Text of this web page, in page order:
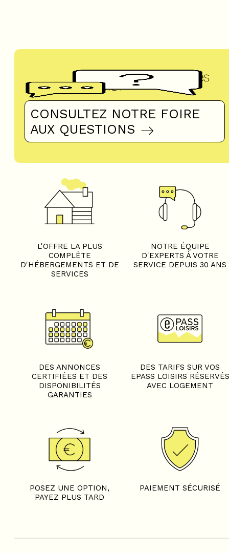
Questions fréquentes
UN DOUTE ?
CONSULTEZ NOTRE FOIRE
AUX QUESTIONS
L'OFFRE LA PLUS
COMPLÈTE
D'HÉBERGEMENTS ET DE
SERVICES
NOTRE ÉQUIPE
D'EXPERTS À VOTRE
SERVICE DEPUIS 30 ANS
DES ANNONCES
CERTIFIÉES ET DES
DISPONIBILITÉS
GARANTIES
DES TARIFS SUR VOS
EPASS LOISIRS RÉSERVÉS
AVEC LOGEMENT
POSEZ UNE OPTION,
PAYEZ PLUS TARD
PAIEMENT SÉCURISÉ